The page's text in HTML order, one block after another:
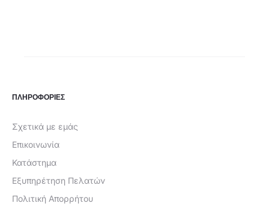
ΠΛΗΡΟΦΟΡΙΕΣ
Σχετικά με εμάς
Επικοινωνία
Κατάστημα
Εξυπηρέτηση Πελατών
Πολιτική Απορρήτου